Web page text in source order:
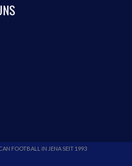
FOOTBALL IN JENA SEIT 1993